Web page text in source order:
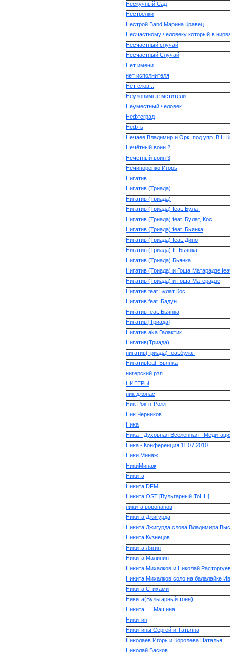
Нескучный Сад
Нестрелки
Нестрой Band Марина Кравец
Несчастному человеку который в
Несчастный случай
Несчастный Случай
Нет имени
нет исполнителя
Нет слов...
Неуловимые мстители
Неуместный человек
Нефтеград
Нефть
Нечаев Владимир и Орк. под упр.
Нечётный воин 2
Нечётный воин 3
Нечипоренко Игорь
Нигатив
Нигатив (Триада)
Нигатив (Триада)
Нигатив (Триада) feat. Булат
Нигатив (Триада) feat. Булат, Кос
Нигатив (Триада) feat. Бьянка
Нигатив (Триада) feat. Дино
Нигатив (Триада) ft. Бьянка
Нигатив (Триада) Бьянка
Нигатив (Триада) и Гоша Матарадзе
Нигатив (Триада) и Гоша Матерадзе
Нигатив feat Булат Кос
Нигатив feat. Бадун
Нигатив feat. Бьянка
Нигатив [Триада]
Нигатив аkа Галактик
Нигатив(Триада)
нигатив(триада) feat.булат
Нигативfeat. Бьянка
нигерский рэп
НИГЕРЫ
ник джонас
Ник Рок-н-Ролл
Ник Черников
Ника
Ника - Духовная Вселенная -
Ника - Конференция 11.07.2010
Ники Минаж
НикиМинаж
Никита
Никита DFM
Никита OST [Вульгарный ТоНН]
никита воропанов
Никита Джигурда
Никита Джигурда слова Владимира
Никита Кузнецов
Никита Лягин
Никита Малинин
Никита Михалков и Николай
Никита Михалков соло на балалайке
Никита Стихами
Никита(Вульгарный тонн)
Никита___Машина
Никитин
Никитины Сергей и Татьяна
Николаев Игорь и Королева Наталья
Николай Басков